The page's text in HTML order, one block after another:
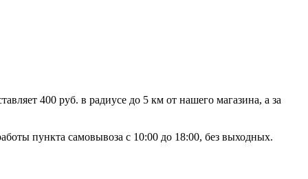
400 руб. в радиусе до 5 км от нашего магазина, а за
пункта самовывоза с 10:00 до 18:00, без выходных.